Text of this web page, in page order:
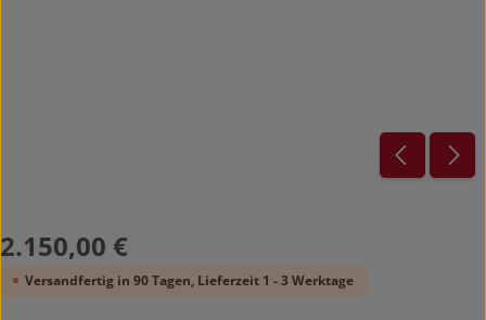
Regulärer Preis:
2.150,00 €
Versandfertig in 90 Tagen, Lieferzeit 1 - 3 Werktage